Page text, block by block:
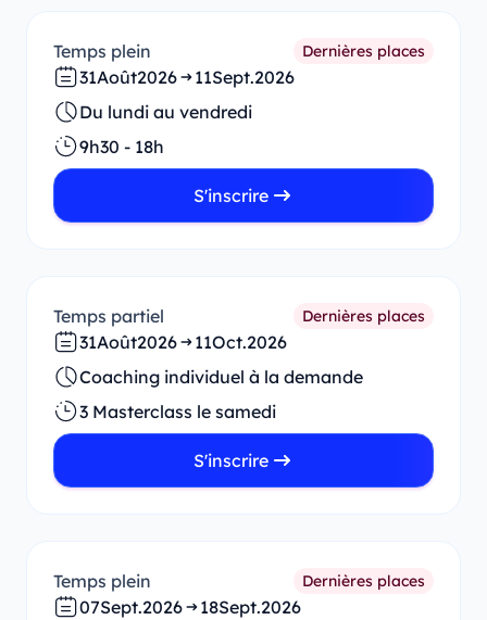
Temps plein Dernières places
31Août2026 11Sept.2026
Du lundi au vendredi
9h30 - 18h
S'inscrire
Temps partiel Dernières places
31Août2026 11Oct.2026
Coaching individuel à la demande
3 Masterclass le samedi
S'inscrire
Temps plein Dernières places
07Sept.2026 18Sept.2026